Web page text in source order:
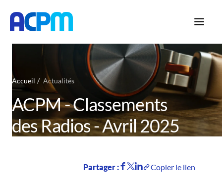
Accueil Actualités
ACPM - Classements
des Radios - Avril 2025
Partager : Copier le lien